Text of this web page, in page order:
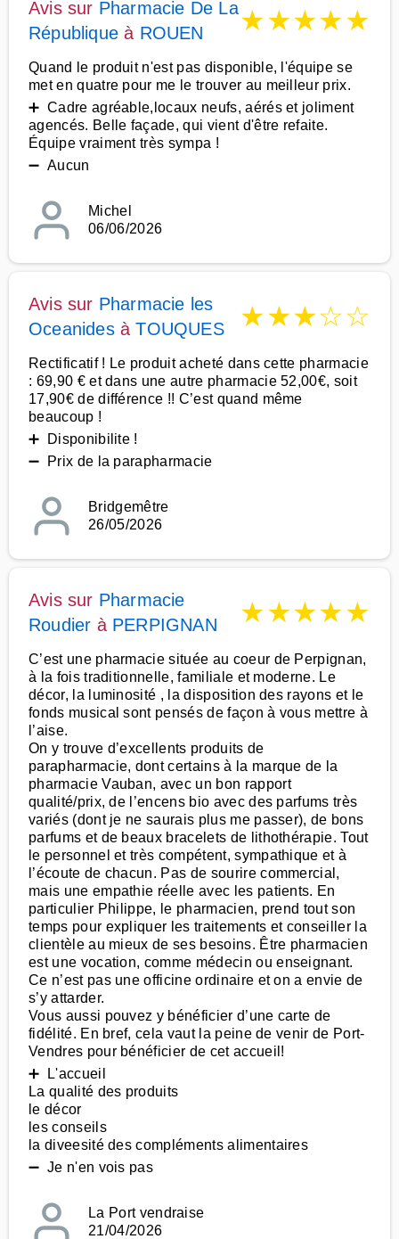
Avis sur Pharmacie De La
République à ROUEN ★★★★★
Quand le produit n'est pas disponible, l'équipe se
met en quatre pour me le trouver au meilleur prix.
➕ Cadre agréable,locaux neufs, aérés et joliment
agencés. Belle façade, qui vient d'être refaite.
Équipe vraiment très sympa !
➖ Aucun
Michel
06/06/2026
Avis sur Pharmacie les
OceanidesàTOUQUES ★★★☆☆
Rectificatif ! Le produit acheté dans cette pharmacie
: 69,90 € et dans une autre pharmacie 52,00€, soit
17,90€ de différence !! C’est quand même
beaucoup !
➕ Disponibilite !
➖ Prix de la parapharmacie
Bridgemêtre
26/05/2026
Avis sur Pharmacie
Roudier à PERPIGNAN ★★★★★
C’est une pharmacie située au coeur de Perpignan,
à la fois traditionnelle, familiale et moderne. Le
décor, la luminosité , la disposition des rayons et le
fonds musical sont pensés de façon à vous mettre à
l’aise.
On y trouve d’excellents produits de
parapharmacie, dont certains à la marque de la
pharmacie Vauban, avec un bon rapport
qualité/prix, de l’encens bio avec des parfums très
variés (dont je ne saurais plus me passer), de bons
parfums et de beaux bracelets de lithothérapie. Tout
le personnel et très compétent, sympathique et à
l’écoute de chacun. Pas de sourire commercial,
mais une empathie réelle avec les patients. En
particulier Philippe, le pharmacien, prend tout son
temps pour expliquer les traitements et conseiller la
clientèle au mieux de ses besoins. Être pharmacien
est une vocation, comme médecin ou enseignant.
Ce n’est pas une officine ordinaire et on a envie de
s’y attarder.
Vous aussi pouvez y bénéficier d’une carte de
fidélité. En bref, cela vaut la peine de venir de Port-
Vendres pour bénéficier de cet accueil!
➕ L'accueil
La qualité des produits
le décor
les conseils
la diveesité des compléments alimentaires
➖ Je n'en vois pas
La Port vendraise
21/04/2026